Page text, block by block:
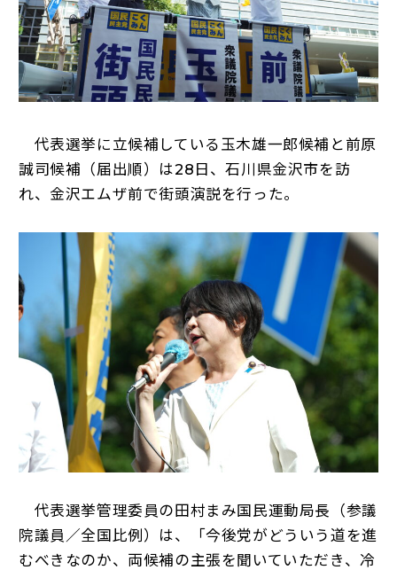
特定商取引法に基づく表記
代表選挙に立候補している玉木雄一郎候補と前原
誠司候補（届出順）は28日、石川県金沢市を訪
れ、金沢エムザ前で街頭演説を行った。
代表選挙管理委員の田村まみ国民運動局長（参議
院議員／全国比例）は、「今後党がどういう道を進
むべきなのか、両候補の主張を聞いていただき、冷